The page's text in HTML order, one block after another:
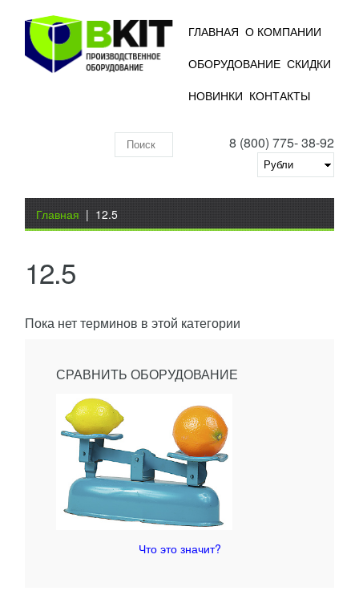
ГЛАВНАЯ О КОМПАНИИ
ОБОРУДОВАНИЕ СКИДКИ
НОВИНКИ КОНТАКТЫ
8 (800) 775- 38-92
складу
Вы здесь
Главная | 12.5
12.5
Пока нет терминов в этой категории
СРАВНИТЬ ОБОРУДОВАНИЕ
Что это значит?